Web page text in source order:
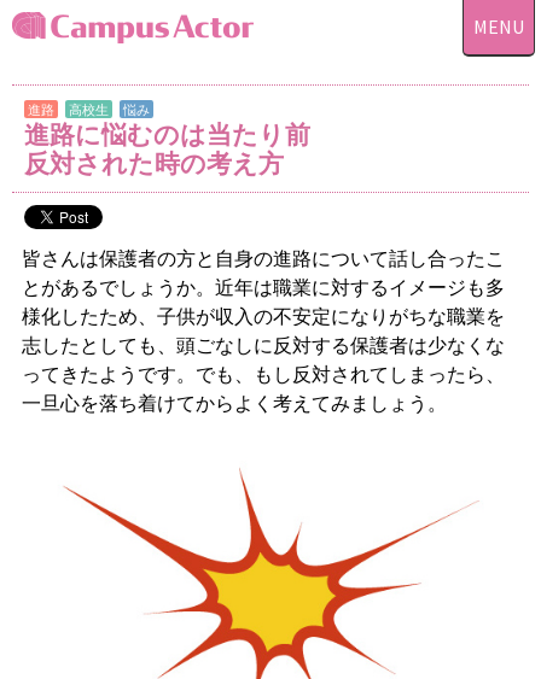
MENU
進路 高校生 悩み
進路に悩むのは当たり前
反対された時の考え方
皆さんは保護者の方と自身の進路について話し合ったこ
とがあるでしょうか。近年は職業に対するイメージも多
様化したため、子供が収入の不安定になりがちな職業を
志したとしても、頭ごなしに反対する保護者は少なくな
ってきたようです。でも、もし反対されてしまったら、
一旦心を落ち着けてからよく考えてみましょう。